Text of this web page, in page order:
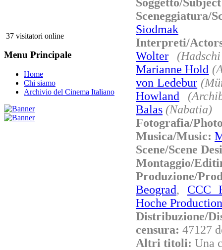
37 visitatori online
Menu Principale
Home
Chi siamo
Archivio del Cinema Italiano
Siodmak
Interpreti/
Wolter
Marianne Hold
von Ledebur
Howland
Balas (Nabatia)
Fotografia/
Musica/Music:
Scene/Scene
Montaggio/
Produzione/
Beograd, CCC
Hoche
Distribuzione/
censura: 47127
Altri titoli: Una